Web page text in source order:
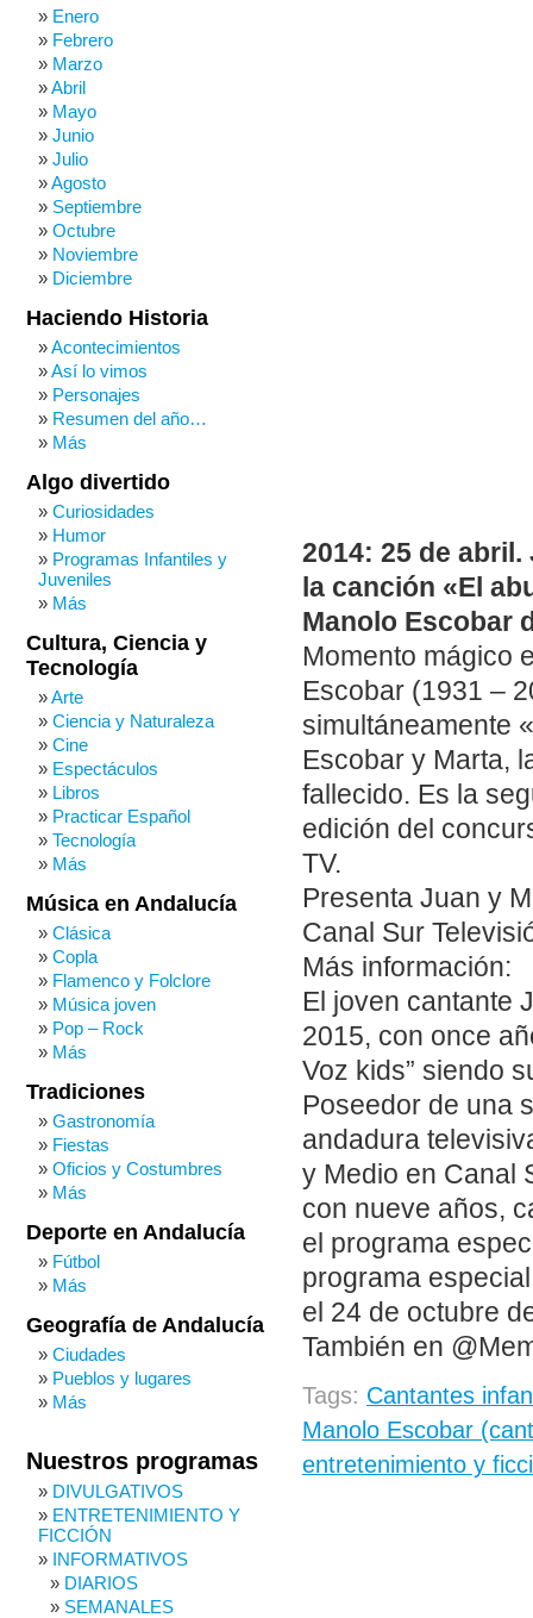
2014: 25 de
la canción «El
Manolo Escobar
Momento mágico
Escobar (1931 –
simultáneamente
Escobar y Marta,
fallecido. Es la
edición del
TV.
Presenta Juan y
Canal Sur
Más información:
El joven cantante
2015, con once
Voz kids” siendo
Poseedor de una
andadura
y Medio en Canal
con nueve años,
el programa
programa
el 24 de octubre
También en
Tags: Cantantes
Manolo Escobar
entretenimiento y
Enero
Febrero
Marzo
Abril
Mayo
Junio
Julio
Agosto
Septiembre
Octubre
Noviembre
Diciembre
Haciendo Historia
Acontecimientos
Así lo vimos
Personajes
Resumen del año…
Más
Algo divertido
Curiosidades
Humor
Programas Infantiles y
Juveniles
Más
Cultura, Ciencia y
Tecnología
Arte
Ciencia y Naturaleza
Cine
Espectáculos
Libros
Practicar Español
Tecnología
Más
Música en Andalucía
Clásica
Copla
Flamenco y Folclore
Música joven
Pop – Rock
Más
Tradiciones
Gastronomía
Fiestas
Oficios y Costumbres
Más
Deporte en Andalucía
Fútbol
Más
Geografía de Andalucía
Ciudades
Pueblos y lugares
Más
Nuestros programas
DIVULGATIVOS
ENTRETENIMIENTO Y
FICCIÓN
INFORMATIVOS
DIARIOS
SEMANALES